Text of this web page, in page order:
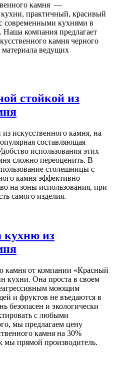
камня —
практичный, красивый
современными кухнями в
Наша компания предлагает
камня черного
материала ведущих
стойкой из
искусственного камня, на
составляющая
использования этих
сложно переоценить. В
столешницы с
камня эффективно
на зоны использования, при
самого изделия.
кухню из
камня от компании «Красный
кухни. Она проста в своем
моющим
и фруктов не въедаются в
безопасен и экологически
с любыми
мы предлагаем цену
камня на 30%
мы прямой производитель.